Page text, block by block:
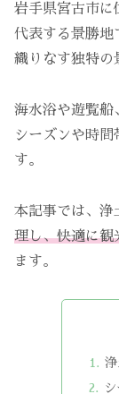
岩手県宮古市に
代表する景勝地
織りなす独特の
海水浴や遊覧船
シーズンや時間
す。
本記事では、浄
理し、快適に観
ます。